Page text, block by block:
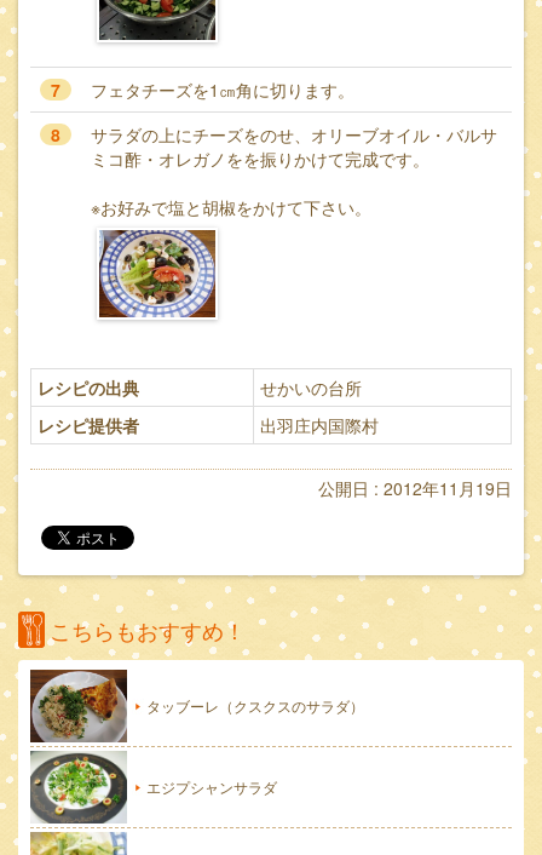
7
フェタチーズを1㎝角に切ります。
8
サラダの上にチーズをのせ、オリーブオイル・バルサ
ミコ酢・オレガノをを振りかけて完成です。
※お好みで塩と胡椒をかけて下さい。
レシピの出典
せかいの台所
レシピ提供者
出羽庄内国際村
公開日 : 2012年11月19日
こちらもおすすめ！
タッブーレ（クスクスのサラダ）
エジプシャンサラダ